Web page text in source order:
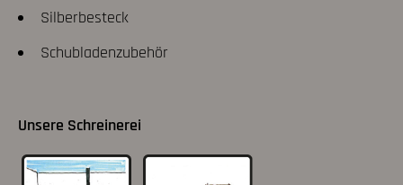
Silberbesteck
Schubladenzubehör
Unsere Schreinerei